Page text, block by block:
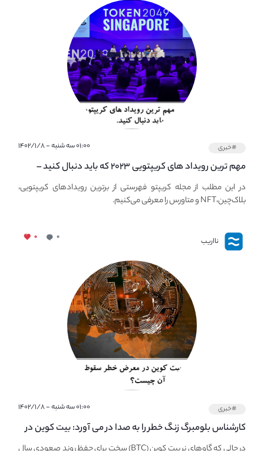
#خبری ۰۱:۰۰ سه شنبه - ۱۴۰۲/۱/۸
مهم ترین رویداد های کریپتویی ۲۰۲۳ که باید دنبال کنید –
معرفی بهترین رویداد های جهانی
در این مطلب از مجله کریپتو فهرستی از برترین رویدادهای کریپتویی،
بلاک‌چین،NFT و متاورس را معرفی می‌کنیم.
نااریب ۰ ۰
#خبری ۰۱:۰۰ سه شنبه - ۱۴۰۲/۱/۸
کارشناس بلومبرگ زنگ خطر را به صدا در می آورد: بیت کوین در
معرض خطر سقوط بزرگ است - دلیل آن چیست؟